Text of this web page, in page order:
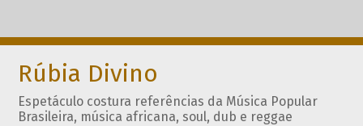
Rúbia Divino
Espetáculo costura referências da Música Popular
Brasileira, música africana, soul, dub e reggae